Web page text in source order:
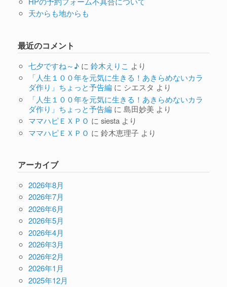
天からも地からも
最近のコメント
七夕ですね～♪に 鈴木えりこ より
「人生１００年を元気に生きる！あきらめないカラ
ダ作り」ちょっと予告編に シエスタ より
「人生１００年を元気に生きる！あきらめないカラ
ダ作り」ちょっと予告編に 島田妙美 より
ママハピＥＸＰＯ に siestaより
ママハピＥＸＰＯ に 鈴木恵理子より
アーカイブ
2026年8月
2026年7月
2026年6月
2026年5月
2026年4月
2026年3月
2026年2月
2026年1月
2025年12月